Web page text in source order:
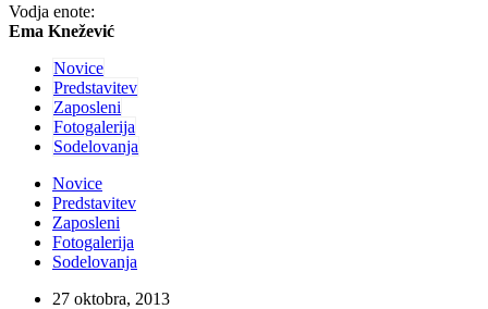
Vodja enote:
Ema Knežević
Novice
Predstavitev
Zaposleni
Fotogalerija
Sodelovanja
Novice
Predstavitev
Zaposleni
Fotogalerija
Sodelovanja
27 oktobra, 2013